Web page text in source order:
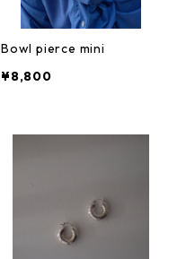
Bowl pierce mini
¥8,800